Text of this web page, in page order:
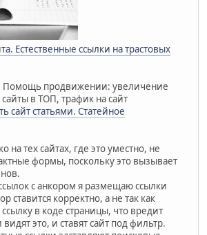
Естественные ссылки на трастовых
Помощь продвижении: увеличение
в ТОП, трафик на сайт
сайт статьями. Статейное
на тех сайтах, где это уместно, не
формы, поскольку это вызывает
с анкором я размещаю ссылки
ставится корректно, а не так как
ссылку в коде страницы, что вредит
это, и ставят сайт под фильтр.